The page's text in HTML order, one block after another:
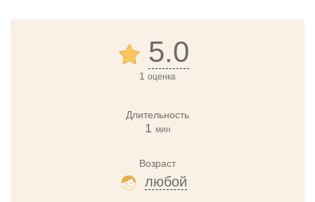
5.0
1 оценка
Длительность
1 мин
Возраст
любой